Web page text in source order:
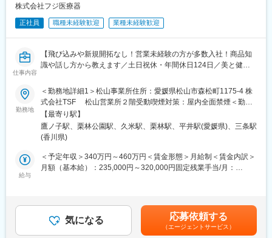
※愛媛県東温市での暮らしや仕事に関する社員インタビューはこち
ら：https://www.phchd.com/jp/phc/job/career/best-job-life
変更の範囲：当社業務全般
びテクニカルサポートエンジニアがいるため、最初は専門的な知
識はそこまで持っていなくても大丈夫です。スキルを備えたあと
呼び出し手当、待機手当、時間外出勤手当などはしっかり完備さ
れております。
て育成を行います。過去にも未経験の方も多く入社していますの
でご安心ください。
■長期的な就業可能：現在は勤続年数20年と在籍している方も多
数おり年齢層も20歳～50歳とバランスよく活躍しています。自己
都合の退職も3~5％と大手日系メーカーと同様に非常に長く働け
る環境です。
■キャリアパス：機械だけでなく電気やIT・科学の知識も身に着け
ることができます。エンジニアのキャリアパスは無限であり、社
変更の範囲：会社の定める業務
株式会社フジ医療器
正社員 職種未経験歓迎 業種未経験歓迎
仕事内容
【飛び込みや新規開拓なし！営業未経験の方が多数入社！商品知
識や話し方から教えます／土日祝休・年間休日124日／美と健康
当社はマッサージチェアや補聴器など“美と健康”を支える製品をつ
くるメーカーです。この職種では、そうした製品を必要としてい
るお客様に分かりやすく紹介し、届ける仕事を担当します。
■具体的には：
◎当社製品のおすすめ
既にお付き合いのあるお客様（JA様など）に対して、
※飛び込み営業や新規開拓はありません。
メインで扱う商品は、補聴器や健康機器など。
実際に商品に触れながら、その良さを伝えていきます。
勤務地
＜勤務地詳細1＞松山事業所住所：愛媛県松山市森松町1175-4 株
式会社TSF 松山営業所２階受動喫煙対策：屋内全面禁煙＜勤務
地詳細2＞高松営業所住所：香川県高松市今里町1-30-3 受動喫煙
対策：屋内全面禁煙変更の範囲：会社の定める事業所
【最寄り駅】
鷹ノ子駅、栗林公園駅、久米駅、栗林駅、平井駅(愛媛県)、三条駅
(香川県)
給与
＜予定年収＞340万円～460万円＜賃金形態＞月給制＜賃金内訳＞
月額（基本給）：235,000円～320,000円固定残業手当/月：
経験やスキルを考慮の上、当社規定により決定いたします。■昇
給：年1回■賞与：年2回賃金はあくまでも目安の金額であり、選
考を通じて上下する可能性があります。月給(月額)は固定手当を含
気になる 応募依頼する
（エージェントサービス）